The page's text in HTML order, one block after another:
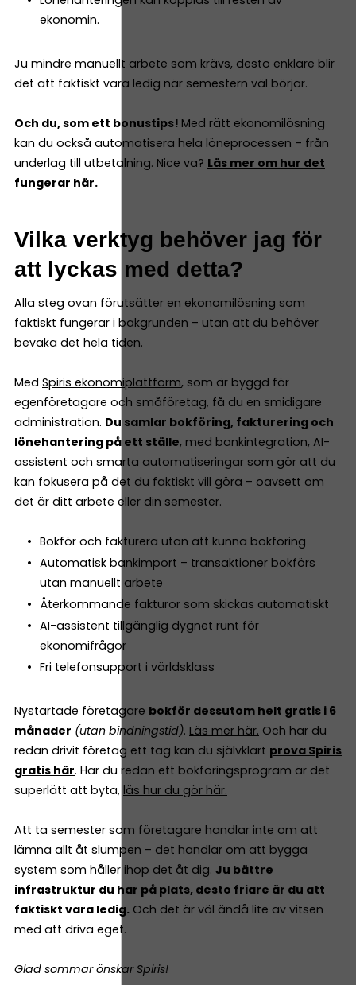
ekonomin.
Ju mindre manuellt arbete som krävs, desto enklare blir
det att faktiskt vara ledig när semestern väl börjar.
Och du, som ett bonustips! Med rätt ekonomilösning
kan du också automatisera hela löneprocessen – från
underlag till utbetalning. Nice va? Läs mer om hur det
fungerar här.
Vilka verktyg behöver jag för
att lyckas med detta?
Alla steg ovan förutsätter en ekonomilösning som
faktiskt fungerar i bakgrunden – utan att du behöver
bevaka det hela tiden.
Med Spiris ekonomiplattform, som är byggd för
egenföretagare och småföretag, få du en smidigare
administration. Du samlar bokföring, fakturering och
lönehantering på ett ställe, med bankintegration, AI-
assistent och smarta automatiseringar som gör att du
kan fokusera på det du faktiskt vill göra – oavsett om
det är ditt arbete eller din semester.
Bokför och fakturera utan att kunna bokföring
Automatisk bankimport – transaktioner bokförs
utan manuellt arbete
Återkommande fakturor som skickas automatiskt
AI-assistent tillgänglig dygnet runt för
ekonomifrågor
Fri telefonsupport i världsklass
Nystartade företagare bokför dessutom helt gratis i 6
månader (utan bindningstid). Läs mer här. Och har du
redan drivit företag ett tag kan du självklart prova Spiris
gratis här. Har du redan ett bokföringsprogram är det
superlätt att byta, läs hur du gör här.
Att ta semester som företagare handlar inte om att
lämna allt åt slumpen – det handlar om att bygga
system som håller ihop det åt dig. Ju bättre
infrastruktur du har på plats, desto friare är du att
faktiskt vara ledig. Och det är väl ändå lite av vitsen
med att driva eget.
Glad sommar önskar Spiris!